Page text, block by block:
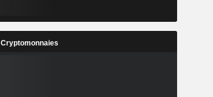
Cryptomonnaies